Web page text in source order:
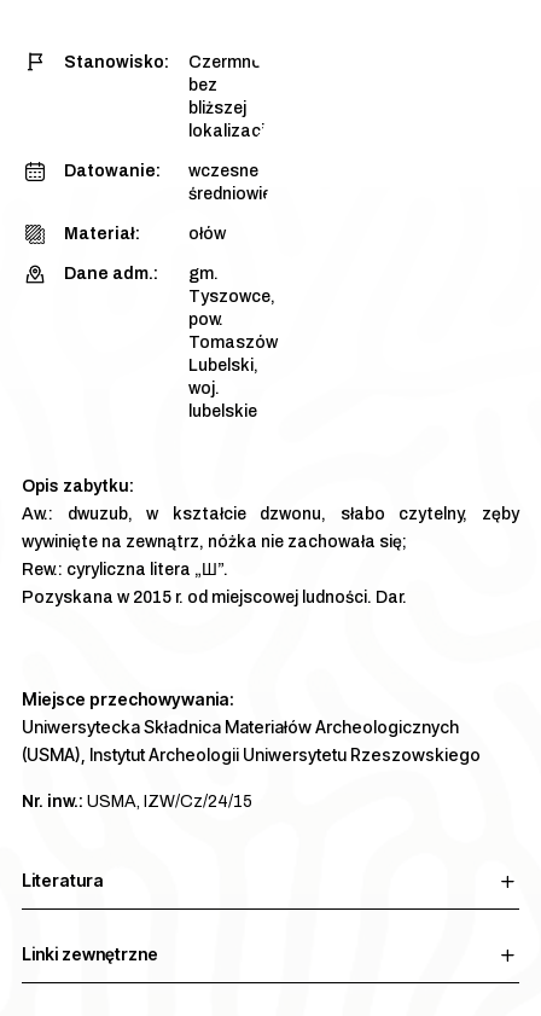
Stanowisko:
Czermno,
bez
bliższej
lokalizacji
Datowanie:
wczesne
średniowiecze
Materiał: ołów
Dane adm.:
gm.
Tyszowce,
pow.
Tomaszów
Lubelski,
woj.
lubelskie
Aw.: dwuzub, w kształcie dzwonu, słabo czytelny, zęby
wywinięte na zewnątrz, nóżka nie zachowała się;
Rew.: cyryliczna litera „Ш”.
Pozyskana w 2015 r. od miejscowej ludności. Dar.
Miejsce przechowywania:
Uniwersytecka Składnica Materiałów Archeologicznych
(USMA), Instytut Archeologii Uniwersytetu Rzeszowskiego
Nr. inw.: USMA, IZW/Cz/24/15
Literatura
Linki zewnętrzne